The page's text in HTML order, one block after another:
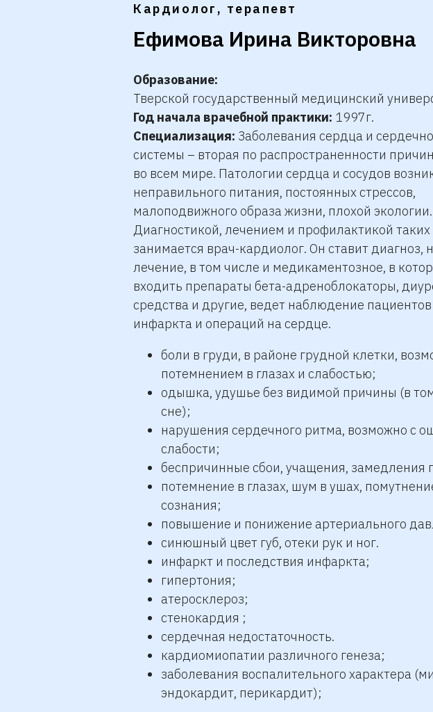
Кардиолог, терапевт
Ефимова Ирина Викторовна
Образование:
Тверской государственный медицинский
Год начала врачебной практики: 1997г.
Специализация: Заболевания сердца и
системы – вторая по распространенности
во всем мире. Патологии сердца и сосудов
неправильного питания, постоянных стрессов,
малоподвижного образа жизни, плохой экологии.
Диагностикой, лечением и профилактикой таких
занимается врач-кардиолог. Он ставит диагноз,
лечение, в том числе и медикаментозное, в
входить препараты бета-адреноблокаторы,
средства и другие, ведет наблюдение
инфаркта и операций на сердце.
боли в груди, в районе грудной клетки,
потемнением в глазах и слабостью;
одышка, удушье без видимой причины (в
сне);
нарушения сердечного ритма, возможно с
слабости;
беспричинные сбои, учащения, замедления
потемнение в глазах, шум в ушах,
сознания;
повышение и понижение артериального
синюшный цвет губ, отеки рук и ног.
инфаркт и последствия инфаркта;
гипертония;
атеросклероз;
стенокардия ;
сердечная недостаточность.
кардиомиопатии различного генеза;
заболевания воспалительного характера
эндокардит, перикардит);